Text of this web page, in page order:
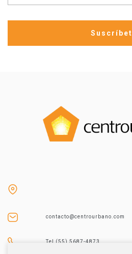
contacto@centrourbano.com
Tel (55) 5687-4873